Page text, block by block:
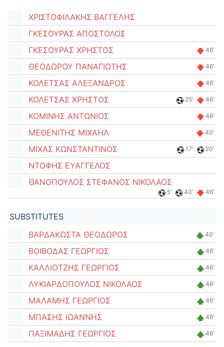
ΧΡΙΣΤΟΦΙΛΑΚΗΣ ΒΑΓΓΕΛΗΣ
ΓΚΕΣΟΥΡΑΣ ΑΠΟΣΤΟΛΟΣ
ΓΚΕΣΟΥΡΑΣ ΧΡΗΣΤΟΣ
46'
ΘΕΟΔΩΡΟΥ ΠΑΝΑΓΙΩΤΗΣ 46'
ΚΟΛΕΤΣΑΣ ΑΛΕΞΑΝΔΡΟΣ 46'
ΚΟΛΕΤΣΑΣ ΧΡΗΣΤΟΣ 25' 46'
ΚΟΜΙΝΗΣ ΑΝΤΩΝΙΟΣ 46'
ΜΕΘΕΝΙΤΗΣ ΜΙΧΑΗΛ 40'
ΜΙΧΑΣ ΚΩΝΣΤΑΝΤΙΝΟΣ 17' 20'
ΝΤΟΦΗΣ ΕΥΑΓΓΕΛΟΣ
ΘΑΝΟΠΟΥΛΟΣ ΣΤΕΦΑΝΟΣ ΝΙΚΟΛΑΟΣ
5' 40' 46'
SUBSTITUTES
ΒΑΡΔΑΚΩΣΤΑ ΘΕΟΔΩΡΟΣ
40'
ΒΟΙΒΟΔΑΣ ΓΕΩΡΓΙΟΣ 46'
ΚΑΛΛΙΟΤΖΗΣ ΓΕΩΡΓΙΟΣ 46'
ΛΥΚΙΑΡΔΟΠΟΥΛΟΣ ΝΙΚΟΛΑΟΣ 46'
ΜΑΛΑΜΗΣ ΓΕΩΡΓΙΟΣ 46'
ΜΠΑΣΗΣ ΙΩΑΝΝΗΣ 46'
ΠΑΞΙΜΑΔΗΣ ΓΕΩΡΓΙΟΣ 46'